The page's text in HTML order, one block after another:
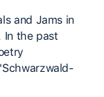
and Jams in
In the past